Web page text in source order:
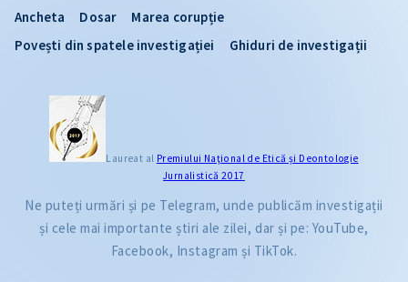
Ancheta Dosar
Marea corupție
Povești din spatele investigației
Ghiduri de investigații
Laureat al Premiului Naţional de Etică și Deontologie
Jurnalistică 2017
Ne puteți urmări și pe Telegram, unde publicăm investigații
și cele mai importante știri ale zilei, dar și pe: YouTube,
Facebook, Instagram și TikTok.